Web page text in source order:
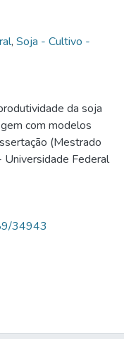
, Soja - Cultivo -
da soja
com modelos
(Mestrado
Federal
34943